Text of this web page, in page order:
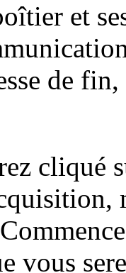
et
de fin,
cliqué
vous